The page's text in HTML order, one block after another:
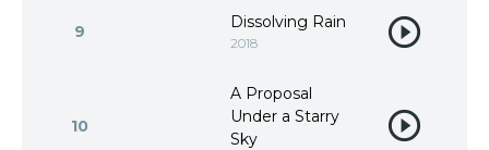
9 Dissolving Rain
2018
10
A Proposal
Under a Starry
Sky